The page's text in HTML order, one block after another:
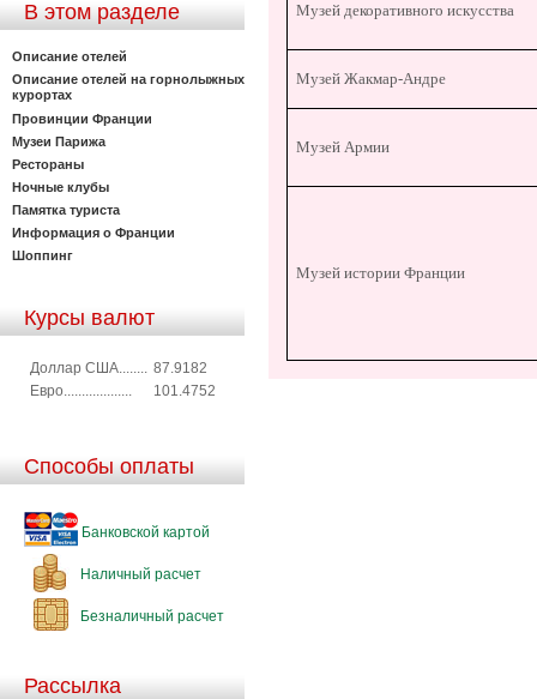
В этом разделе
Описание отелей
Описание отелей на горнолыжных
курортах
Провинции Франции
Музеи Парижа
Рестораны
Ночные клубы
Памятка туриста
Информация о Франции
Шоппинг
Курсы валют
Доллар США........ 87.9182
Евро...................
101.4752
Способы оплаты
Банковской картой
Наличный расчет
Безналичный расчет
Рассылка
Музей декоративного искусства
Музей Жакмар-Андре
Музей Армии
Музей истории Франции